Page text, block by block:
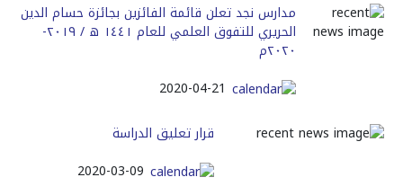
مدارس نجد تعلن قائمة الفائزين بجائزة حسام الدين
الحريري للتفوق العلمي للعام ١٤٤١ ه / ٢٠١٩-
٢٠٢٠م
2020-04-21
قرار تعليق الدراسة
2020-03-09